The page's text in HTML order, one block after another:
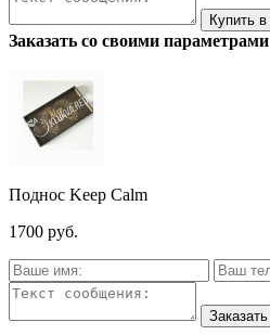
Заказать со своими параметрами
Поднос Keep Calm
1700 руб.